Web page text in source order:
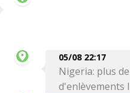
05/08 22:17
Nigeria: plus
d'enlèvements